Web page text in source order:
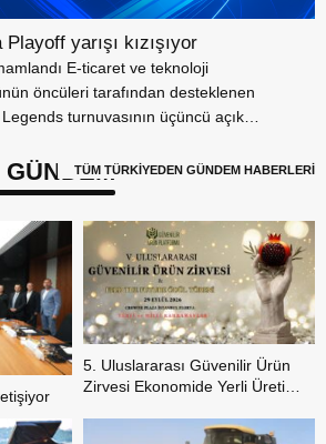
yarışı kızışıyor
E-ticaret ve teknoloji
öncüleri tarafından desteklenen
turnuvasının üçüncü açık
TÜM TÜRKİYEDEN GÜNDEM HABERLERİ
5. Uluslararası Güvenilir Ürün
Zirvesi Ekonomide Yerli Üretim